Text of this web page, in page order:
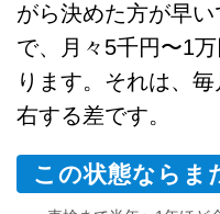
がら決めた方が早
で、月々5千円〜1
ります。それは、
右する差です。
この状態ならま